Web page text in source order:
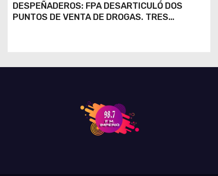
DESPEÑADEROS: FPA DESARTICULÓ DOS
PUNTOS DE VENTA DE DROGAS. TRES